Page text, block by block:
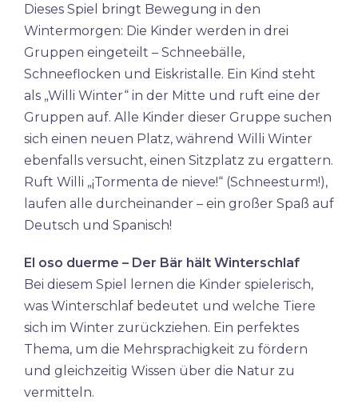
Dieses Spiel bringt Bewegung in den
Wintermorgen: Die Kinder werden in drei
Gruppen eingeteilt – Schneebälle,
Schneeflocken und Eiskristalle. Ein Kind steht
als „Willi Winter“ in der Mitte und ruft eine der
Gruppen auf. Alle Kinder dieser Gruppe suchen
sich einen neuen Platz, während Willi Winter
ebenfalls versucht, einen Sitzplatz zu ergattern.
Ruft Willi „¡Tormenta de nieve!“ (Schneesturm!),
laufen alle durcheinander – ein großer Spaß auf
Deutsch und Spanisch!
El oso duerme – Der Bär hält Winterschlaf
Bei diesem Spiel lernen die Kinder spielerisch,
was Winterschlaf bedeutet und welche Tiere
sich im Winter zurückziehen. Ein perfektes
Thema, um die Mehrsprachigkeit zu fördern
und gleichzeitig Wissen über die Natur zu
vermitteln.